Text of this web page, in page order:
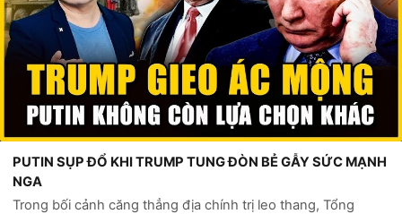
PUTIN SỤP ĐỔ KHI TRUMP TUNG ĐÒN BẺ GẪY SỨC MẠNH
NGA
Trong bối cảnh căng thẳng địa chính trị leo thang, Tổng